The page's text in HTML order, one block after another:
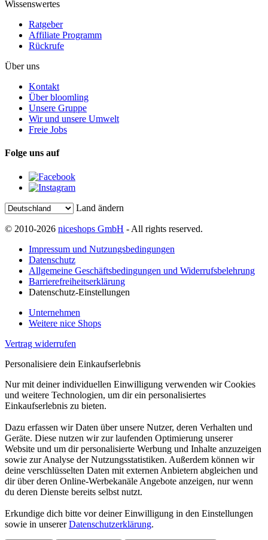
Wissenswertes
Ratgeber
Affiliate Programm
Rückrufe
Über uns
Kontakt
Über bloomling
Unsere Gruppe
Wir und unsere Umwelt
Freie Jobs
Folge uns auf
Land ändern
© 2010-2026 niceshops GmbH - All rights reserved.
Impressum und Nutzungsbedingungen
Datenschutz
Allgemeine Geschäftsbedingungen und Widerrufsbelehrung
Barrierefreiheitserklärung
Datenschutz-Einstellungen
Unternehmen
Weitere nice Shops
Vertrag widerrufen
Personalisiere dein Einkaufserlebnis
Nur mit deiner individuellen Einwilligung verwenden wir Cookies
und weitere Technologien, um dir ein personalisiertes
Einkaufserlebnis zu bieten.
Dazu erfassen wir Daten über unsere Nutzer, deren Verhalten und
Geräte. Diese nutzen wir zur laufenden Optimierung unserer
Website und um dir personalisierte Werbung und Inhalte anzuzeigen
sowie zur Analyse der Nutzungsstatistiken. Außerdem können wir
deine verschlüsselten Daten mit externen Anbietern abgleichen und
dir über deren Online-Werbekanäle Angebote anzeigen, nur wenn
du deren Dienste bereits selbst nutzt.
Erkundige dich bitte vor deiner Einwilligung in den Einstellungen
sowie in unsererDatenschutzerklärung.